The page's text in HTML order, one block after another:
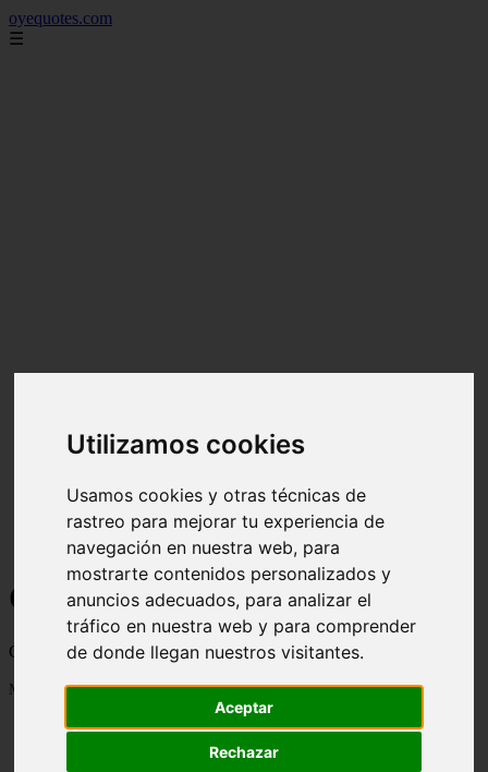
Utilizamos cookies
Usamos cookies y otras técnicas de
rastreo para mejorar tu experiencia de
navegación en nuestra web, para
mostrarte contenidos personalizados y
anuncios adecuados, para analizar el
tráfico en nuestra web y para comprender
de donde llegan nuestros visitantes.
Aceptar
Rechazar
oyequotes.com
☰
Curiosidades y Sabias que
Cosas curiosas, curiosidades, noticias impactantes y mucho mas
Mostrando 1 - 24 de 2833 artículos